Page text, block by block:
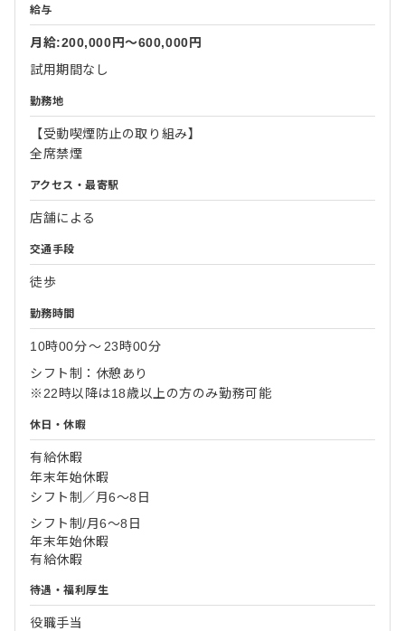
給与
月給:200,000円〜600,000円
試用期間なし
勤務地
【受動喫煙防止の取り組み】
全席禁煙
アクセス・最寄駅
店舗による
交通手段
徒歩
勤務時間
10時00分〜 23時00分
シフト制：休憩あり
※22時以降は18歳以上の方のみ勤務可能
休日・休暇
有給休暇
年末年始休暇
シフト制／月6～8日
シフト制/月6〜8日
年末年始休暇
有給休暇
待遇・福利厚生
役職手当